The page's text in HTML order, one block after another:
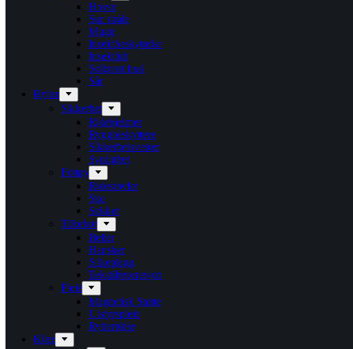
Hover
Sur stråle
Mugg
Insektbeskyttelse
Insektbitt
Solbrent hud
Sår
Rytter
Sikkerhet
Ridehjelmer
Ryggbeskyttere
Sikkerhetsvester
Synlighet
Fottøy
Ridestøvler
Sko
Sokker
Tilbehør
Belter
Hansker
Silkeplagg
Tekstilreparasjon
Pleie
Magnetisk Støtte
Utstyrspleie
Rytterpleie
Klær